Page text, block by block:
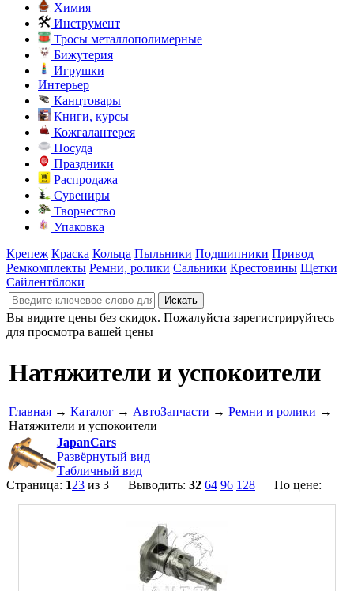
Химия
Инструмент
Тросы металлополимерные
Бижутерия
Игрушки
Интерьер
Канцтовары
Книги, курсы
Кожгалантерея
Посуда
Праздники
Распродажа
Сувениры
Творчество
Упаковка
Крепеж Краска Кольца Пыльники Подшипники Привод
Ремкомплекты Ремни, ролики Сальники Крестовины Щетки
Сайлентблоки
Вы видите цены без скидок. Пожалуйста зарегистрируйтесь
для просмотра вашей цены
Натяжители и успокоители
Главная → Каталог → АвтоЗапчасти → Ремни и ролики →
Натяжители и успокоители
JapanCars
Развёрнутый вид
Табличный вид
Страница: 123 из 3 Выводить: 32 64 96 128 По цене: